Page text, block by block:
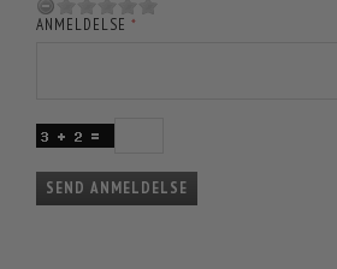
ANMELDELSE
SEND ANMELDELSE